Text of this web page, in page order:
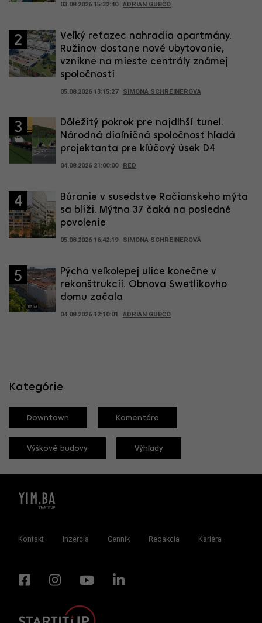
03.08.2026 15:32:40 ADRIAN GUBČO
2
Veľký reťazec nahradia apartmány.
Ružinov dostane nové ubytovanie,
vznikne na mieste centrály známej
spoločnosti
05.08.2026 13:15:27 SIMONA SCHREINEROVÁ
3
Dôležitý pokrok pre najdlhší tunel.
Národná diaľničná spoločnosť hľadá
projektanta pre kľúčový úsek D4
04.08.2026 21:00:00 RED
4
Búranie v susedstve Račianskeho mýta
sa blíži. Mýtna 37 čaká na posledné
povolenie
05.08.2026 16:42:19 SIMONA SCHREINEROVÁ
5
Pýcha veľkolepej ulice konečne v
rekonštrukcii. Obnova Swetlikovho
domu začala
04.08.2026 12:10:01 ADRIAN GUBČO
Kategórie
Downtown Komentáre
Výškové budovy Výhľady
Kontakt Inzercia Cenník Redakcia Kariéra